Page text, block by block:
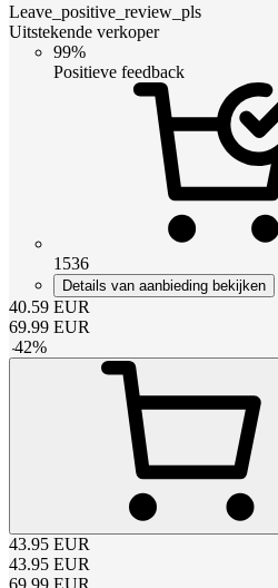
Leave_positive_review_pls
Uitstekende verkoper
99%
Positieve feedback
1536
Details van aanbieding bekijken
40.59 EUR
69.99 EUR
-42%
43.95 EUR
43.95 EUR
69.99 EUR